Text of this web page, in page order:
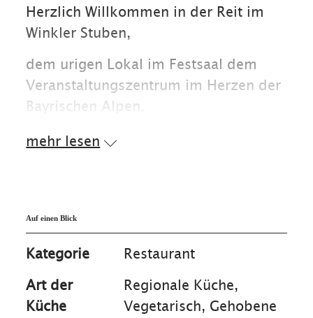
Herzlich Willkommen in der Reit im
Winkler Stuben,
dem urigen Lokal im Festsaal dem
Veranstaltungszentrum im Herzen der
Bayrischen Alpen.
wie Hochzeiten und Tagungen die
perfekte Lokalität bis zu 600
Personen.
mehr lesen
Auf einen Blick
Kategorie
Restaurant
Art der
Küche
Regionale Küche,
Vegetarisch, Gehobene